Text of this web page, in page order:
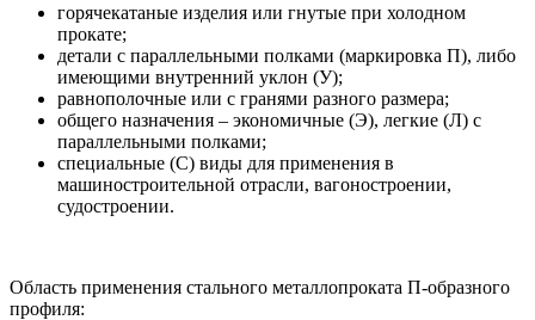
горячекатаные изделия или гнутые при холодном
прокате;
детали с параллельными полками (маркировка П), либо
имеющими внутренний уклон (У);
равнополочные или с гранями разного размера;
общего назначения – экономичные (Э), легкие (Л) с
параллельными полками;
специальные (С) виды для применения в
машиностроительной отрасли, вагоностроении,
судостроении.
Область применения стального металлопроката П-образного
профиля: